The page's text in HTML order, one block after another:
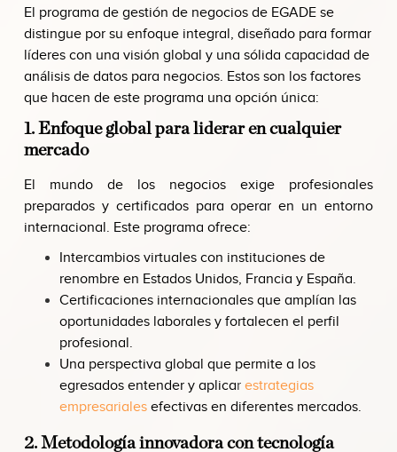
El programa de gestión de negocios de EGADE se
distingue por su enfoque integral, diseñado para formar
líderes con una visión global y una sólida capacidad de
análisis de datos para negocios. Estos son los factores
que hacen de este programa una opción única:
1. Enfoque global para liderar en cualquier
mercado
El mundo de los negocios exige profesionales
preparados y certificados para operar en un entorno
internacional. Este programa ofrece:
Intercambios virtuales con instituciones de
renombre en Estados Unidos, Francia y España.
Certificaciones internacionales que amplían las
oportunidades laborales y fortalecen el perfil
profesional.
Una perspectiva global que permite a los
egresados entender y aplicar estrategias
empresariales efectivas en diferentes mercados.
2. Metodología innovadora con tecnología